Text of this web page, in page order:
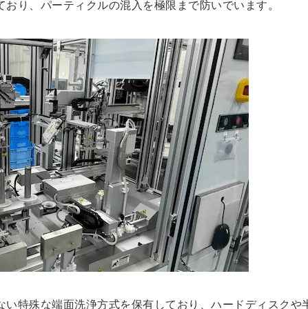
り、パーティクルの混入を極限まで防いでいます。
特殊な端面洗浄方式を保有しており、ハードディスクや